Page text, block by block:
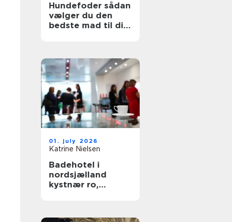
Hundefoder sådan
vælger du den
bedste mad til din
01. july 2026
Katrine Nielsen
Badehotel i
nordsjælland
kystnær ro,